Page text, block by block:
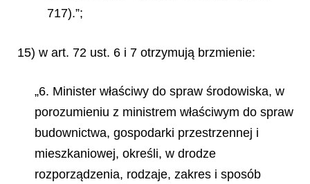
717).”;
15) w art. 72 ust. 6 i 7 otrzymują brzmienie:
„6. Minister właściwy do spraw środowiska, w
porozumieniu z ministrem właściwym do spraw
budownictwa, gospodarki przestrzennej i
mieszkaniowej, określi, w drodze
rozporządzenia, rodzaje, zakres i sposób